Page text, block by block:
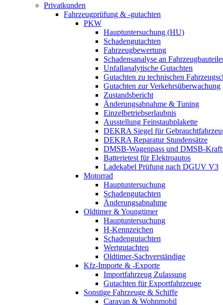
Privatkunden
Fahrzeugprüfung & -gutachten
PKW
Hauptuntersuchung (HU)
Schadengutachten
Fahrzeugbewertung
Schadensanalyse an
Unfallanalytische Gutachten
Gutachten zu technischen
Gutachten zur Verkehrsüberwachung
Zustandsbericht
Änderungsabnahme & Tuning
Einzelbetriebserlaubnis
Ausstellung Feinstaubplakette
DEKRA Siegel für
DEKRA Reparatur Stundensätze
DMSB-Wagenpass und DMSB-
Batterietest für Elektroautos
Ladekabel Prüfung nach DGUV V3
Motorrad
Hauptuntersuchung
Schadengutachten
Änderungsabnahme
Oldtimer & Youngtimer
Hauptuntersuchung
H-Kennzeichen
Schadengutachten
Wertgutachten
Oldtimer-Sachverständige
Kfz-Importe & -Exporte
Importfahrzeug Zulassung
Gutachten für Exportfahrzeuge
Sonstige Fahrzeuge & Schiffe
Caravan & Wohnmobil